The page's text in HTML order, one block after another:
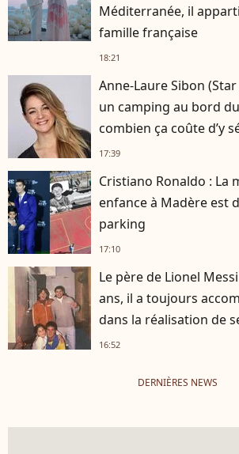
Méditerranée, il
famille française
18:21
Anne-Laure Sibon
un camping au bord
combien ça coûte d’y
17:39
Cristiano Ronaldo : La
enfance à Madère est
parking
17:10
Le père de Lionel
ans, il a toujours
dans la réalisation de
16:52
DERNIÈRES NEWS